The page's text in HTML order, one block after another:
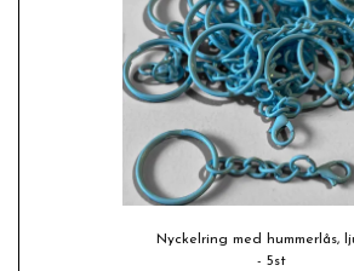
Nyckelring med hummerlås,
- 5st